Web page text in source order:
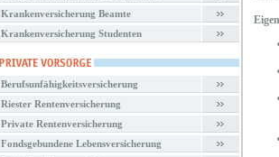
Krankenversicherung Beamte
Krankenversicherung Studenten
Berufsunfähigkeitsversicherung
Riester Rentenversicherung
Private Rentenversicherung
Fondsgebundene Lebensversicherung